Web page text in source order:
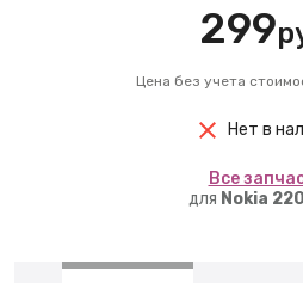
299
Цена без учета
Нет в
Вcе
для Nokia